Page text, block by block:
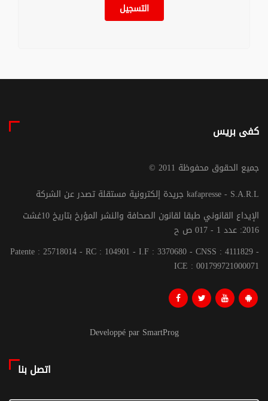
التسجيل
كفى بريس
© جميع الحقوق محفوظة 2011
جريدة إلكترونية مستقلة تصدر عن الشركة kafapresse - S.A.R.L
الإيداع القانوني طبقا لقانون الصحافة والنشر المؤرخ بتاريخ 10غشت
2016: عدد 1 - 017 ص ح
Patente : 25718014 - RC : 104901 - I.F : 3370680 - CNSS : 4111829 -
ICE : 001799721000071
Developpé par SmartProg
اتصل بنا